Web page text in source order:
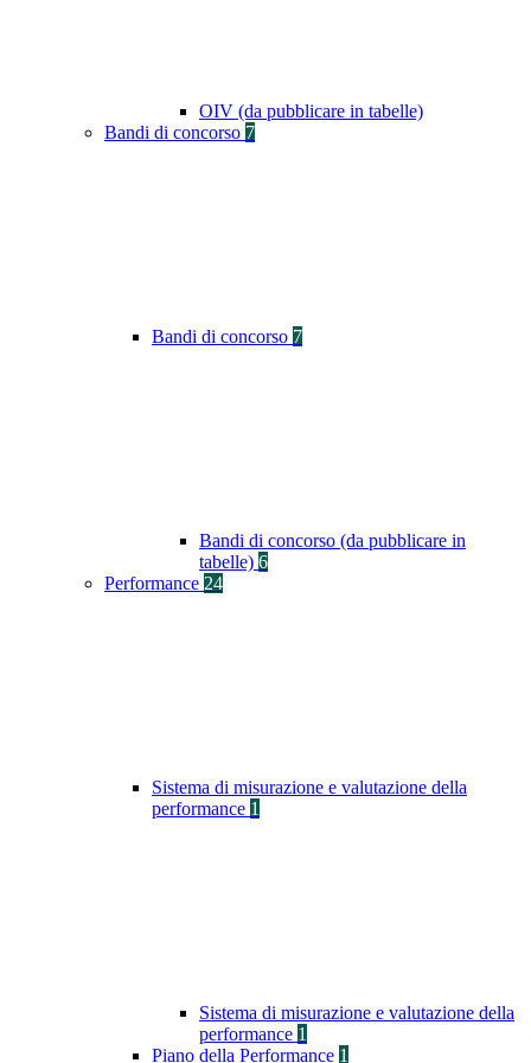
OIV (da pubblicare in tabelle)
Bandi di concorso 7
Bandi di concorso 7
Bandi di concorso (da pubblicare in
tabelle) 6
Performance 24
Sistema di misurazione e valutazione della
performance 1
Sistema di misurazione e valutazione della
performance 1
Piano della Performance 1